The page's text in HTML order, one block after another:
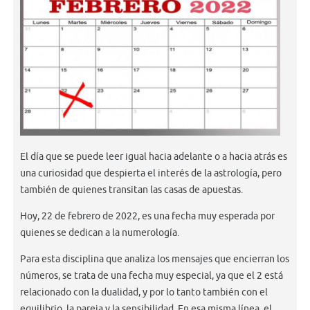
El día que se puede leer igual hacia adelante o a hacia atrás es
una curiosidad que despierta el interés de la astrología, pero
también de quienes transitan las casas de apuestas.
Hoy, 22 de febrero de 2022, es una fecha muy esperada por
quienes se dedican a la numerología.
Para esta disciplina que analiza los mensajes que encierran los
números, se trata de una fecha muy especial, ya que el 2 está
relacionado con la dualidad, y por lo tanto también con el